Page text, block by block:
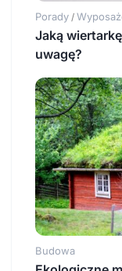
Porady /
Jaką
uwagę?
Budowa